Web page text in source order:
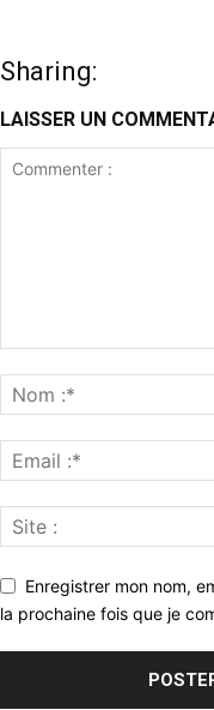
Sharing:
LAISSER UN
Enregistrer mon nom,
la prochaine fois que je